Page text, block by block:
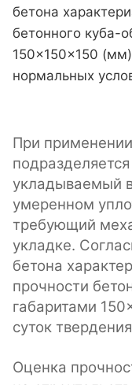
бетона
бетонного куба-
150×150×150
нормальных
При
укладываемый
умеренном
требующий
укладке.
бетона
прочности
габаритами
суток
Оценка